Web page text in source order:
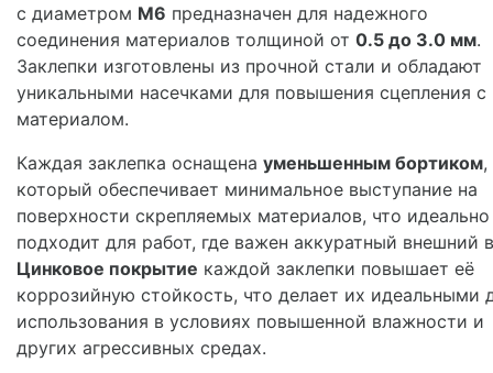
с диаметром М6 предназначен для надежного
соединения материалов толщиной от 0.5 до 3.0 мм.
Заклепки изготовлены из прочной стали и обладают
уникальными насечками для повышения сцепления с
материалом.
Каждая заклепка оснащена уменьшенным бортиком,
который обеспечивает минимальное выступание на
поверхности скрепляемых материалов, что идеально
подходит для работ, где важен аккуратный внешний
Цинковое покрытие каждой заклепки повышает её
коррозийную стойкость, что делает их идеальными
использования в условиях повышенной влажности и
других агрессивных средах.